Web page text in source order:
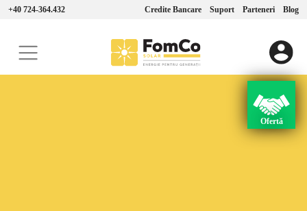
+40 724-364.432 Credite Bancare Suport Parteneri Blog
Ofertă